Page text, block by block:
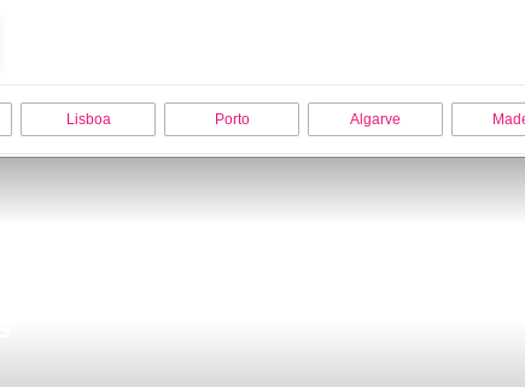
Lisboa Porto Algarve